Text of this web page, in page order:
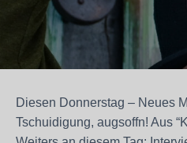
Diesen Donnerstag – Neues
Tschuidigung, augsoffn! Aus